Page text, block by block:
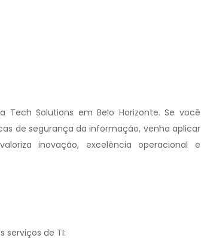
Solutions em Belo Horizonte. Se você
de segurança da informação, venha aplicar
inovação, excelência operacional e
serviços de TI: